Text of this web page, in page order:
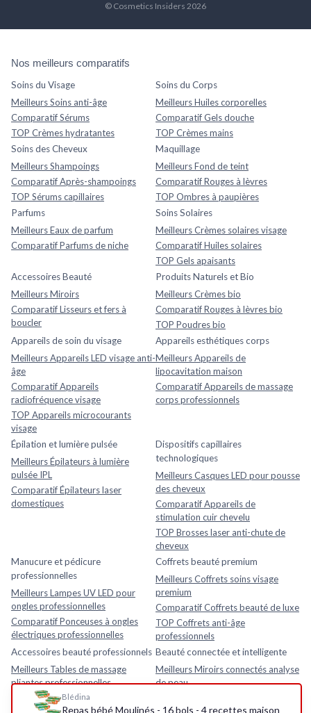
Blédina
Repas bébé Moulinés - 16 bols - 4 recettes maison
© Cosmetics Insiders 2026
Nos meilleurs comparatifs
Soins du Visage
Meilleurs Soins anti-âge
Comparatif Sérums
TOP Crèmes hydratantes
Soins du Corps
Meilleurs Huiles corporelles
Comparatif Gels douche
TOP Crèmes mains
Soins des Cheveux
Meilleurs Shampoings
Comparatif Après-shampoings
TOP Sérums capillaires
Maquillage
Meilleurs Fond de teint
Comparatif Rouges à lèvres
TOP Ombres à paupières
Parfums
Meilleurs Eaux de parfum
Comparatif Parfums de niche
Soins Solaires
Meilleurs Crèmes solaires visage
Comparatif Huiles solaires
TOP Gels apaisants
Accessoires Beauté
Meilleurs Miroirs
Comparatif Lisseurs et fers à
boucler
Produits Naturels et Bio
Meilleurs Crèmes bio
Comparatif Rouges à lèvres bio
TOP Poudres bio
Appareils de soin du visage
Meilleurs Appareils LED visage anti-
âge
Comparatif Appareils
radiofréquence visage
TOP Appareils microcourants
visage
Appareils esthétiques corps
Meilleurs Appareils de
lipocavitation maison
Comparatif Appareils de massage
corps professionnels
Épilation et lumière pulsée
Meilleurs Épilateurs à lumière
pulsée IPL
Comparatif Épilateurs laser
domestiques
Dispositifs capillaires
technologiques
Meilleurs Casques LED pour pousse
des cheveux
Comparatif Appareils de
stimulation cuir chevelu
TOP Brosses laser anti-chute de
cheveux
Manucure et pédicure
professionnelles
Meilleurs Lampes UV LED pour
ongles professionnelles
Comparatif Ponceuses à ongles
électriques professionnelles
Coffrets beauté premium
Meilleurs Coffrets soins visage
premium
Comparatif Coffrets beauté de luxe
TOP Coffrets anti-âge
professionnels
Accessoires beauté professionnels
Meilleurs Tables de massage
pliantes professionnelles
Comparatif Loupes esthétiques
Beauté connectée et intelligente
Meilleurs Miroirs connectés analyse
de peau